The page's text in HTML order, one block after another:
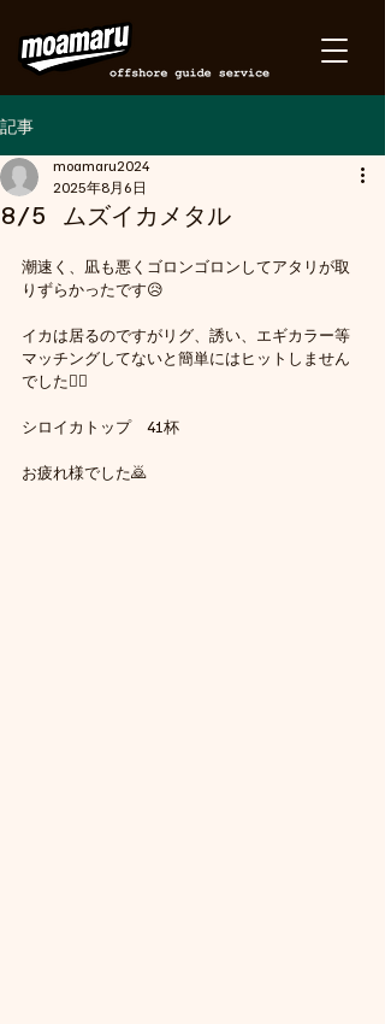
記事
8/5 ムズイカメタル
moamaru2024
2025年8月6日
潮速く、凪も悪くゴロンゴロンしてアタリが取
りずらかったです😥
イカは居るのですがリグ、誘い、エギカラー等
マッチングしてないと簡単にはヒットしません
でした😮‍💨
シロイカトップ　41杯
お疲れ様でした🙇